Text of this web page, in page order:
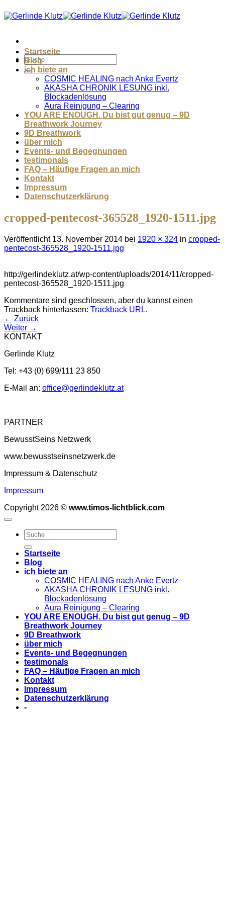
Inhalt
Startseite
Blog
ich biete an
COSMIC HEALING nach Anke Evertz
AKASHA CHRONIK LESUNG inkl.
Blockadenlösung
Aura Reinigung – Clearing
YOU ARE ENOUGH. Du bist gut genug – 9D
Breathwork Journey
9D Breathwork
über mich
Events- und Begegnungen
testimonals
FAQ – Häufige Fragen an mich
Kontakt
Impressum
Datenschutzerklärung
cropped-pentecost-365528_1920-1511.jpg
Veröffentlicht 13. November 2014 bei 1920 × 324 in cropped-
pentecost-365528_1920-1511.jpg
http://gerlindeklutz.at/wp-content/uploads/2014/11/cropped-
pentecost-365528_1920-1511.jpg
Kommentare sind geschlossen, aber du kannst einen
Trackback hinterlassen: Trackback URL.
← Zurück
Weiter →
KONTAKT
Gerlinde Klutz
Tel: +43 (0) 699/111 23 850
E-Mail an: office@gerlindeklutz.at
PARTNER
BewusstSeins Netzwerk
www.bewusstseinsnetzwerk.de
Impressum & Datenschutz
Impressum
Copyright 2026 © www.timos-lichtblick.com
Startseite
Blog
ich biete an
COSMIC HEALING nach Anke Evertz
AKASHA CHRONIK LESUNG inkl.
Blockadenlösung
Aura Reinigung – Clearing
YOU ARE ENOUGH. Du bist gut genug – 9D
Breathwork Journey
9D Breathwork
über mich
Events- und Begegnungen
testimonals
FAQ – Häufige Fragen an mich
Kontakt
Impressum
Datenschutzerklärung
-